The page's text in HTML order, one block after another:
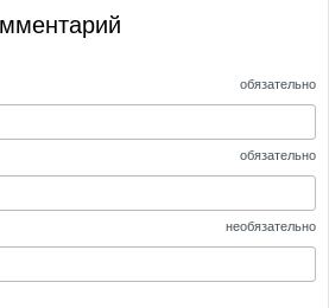
обязательно
обязательно
необязательно